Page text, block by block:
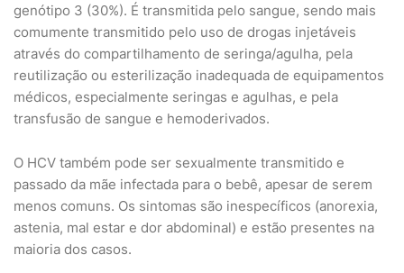
genótipo 3 (30%). É transmitida pelo sangue, sendo mais
comumente transmitido pelo uso de drogas injetáveis
através do compartilhamento de seringa/agulha, pela
reutilização ou esterilização inadequada de equipamentos
médicos, especialmente seringas e agulhas, e pela
transfusão de sangue e hemoderivados.
O HCV também pode ser sexualmente transmitido e
passado da mãe infectada para o bebê, apesar de serem
menos comuns. Os sintomas são inespecíficos (anorexia,
astenia, mal estar e dor abdominal) e estão presentes na
maioria dos casos.